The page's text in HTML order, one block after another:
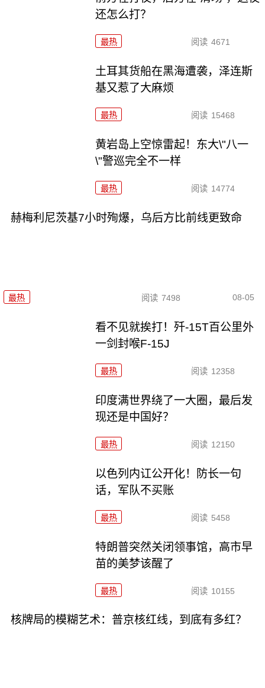
还怎么打？
最热 阅读 4671
土耳其货船在黑海遭袭，泽连斯
基又惹了大麻烦
最热 阅读 15468
黄岩岛上空惊雷起！东大\"八一
\"警巡完全不一样
最热 阅读 14774
赫梅利尼茨基7小时殉爆，乌后方比前线更致命
最热 阅读 7498 08-05
看不见就挨打！歼-15T百公里外
一剑封喉F-15J
最热 阅读 12358
印度满世界绕了一大圈，最后发
现还是中国好？
最热 阅读 12150
以色列内讧公开化！防长一句
话，军队不买账
最热 阅读 5458
特朗普突然关闭领事馆，高市早
苗的美梦该醒了
最热 阅读 10155
核牌局的模糊艺术：普京核红线，到底有多红？